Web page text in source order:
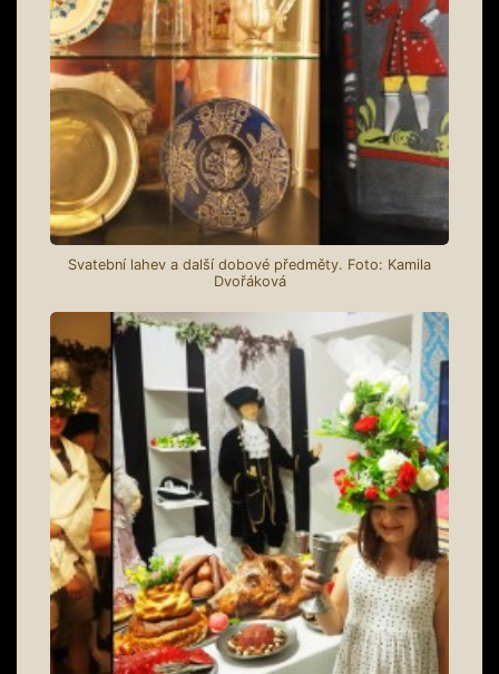
Svatební lahev a další dobové předměty. Foto: Kamila
Dvořáková